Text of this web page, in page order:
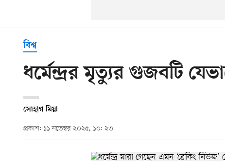
বিশ্ব
ধর্মেন্দ্রর মৃত্যুর গুজবটি
সোহাগ মিয়া
প্রকাশ: ১১ নভেম্বর ২০২৫, ১০: ২৩